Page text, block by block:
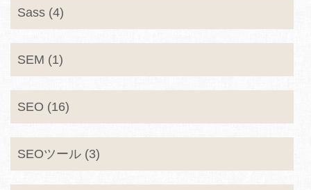
Sass (4)
SEM (1)
SEO (16)
SEOツール (3)